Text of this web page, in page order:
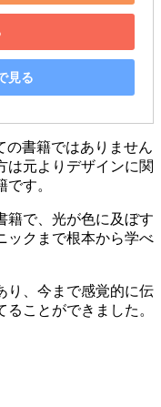
見る
の書籍ではありません
は元よりデザインに関
す。
籍で、光が色に及ぼす
ックまで根本から学べ
り、今まで感覚的に伝
ことができました。